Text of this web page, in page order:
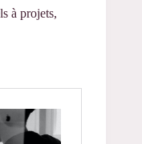
à projets,